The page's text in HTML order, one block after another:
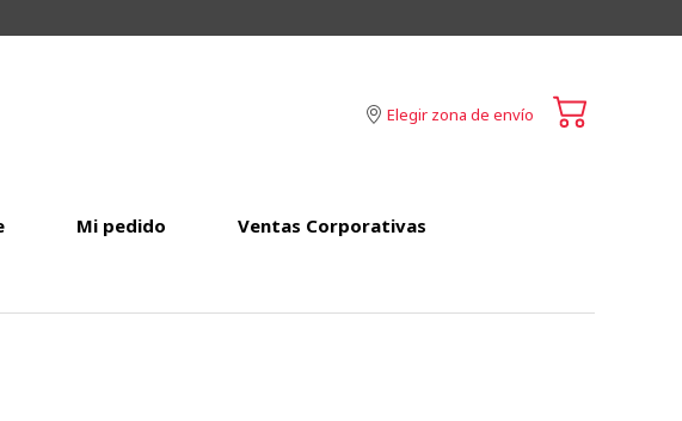
Elegir zona de envío
Mi pedido Ventas Corporativas